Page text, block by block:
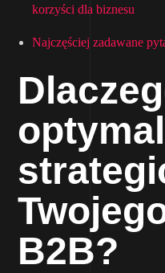
korzyści dla biznesu
Najczęściej zadawane
B2B?